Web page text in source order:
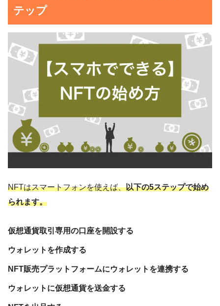
テップ
NFTはスマートフォンを使えば、以下の5ステップで始め
られます。
仮想通貨取引専用の口座を開設する
ウォレットを作成する
NFT販売プラットフォームにウォレットを連携する
ウォレットに仮想通貨を送金する